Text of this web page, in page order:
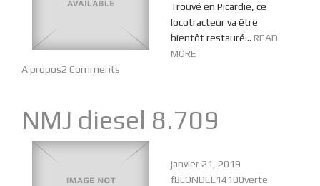
Trouvé en Picardie, ce
locotracteur va être
bientôt restauré… READ
MORE
A propos2 Comments
NMJ diesel 8.709
janvier 21, 2019
fBLONDEL14100verte